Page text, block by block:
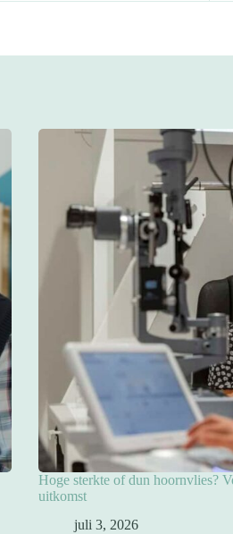
Hoge sterkte of dun hoornvlies?
uitkomst
juli 3, 2026